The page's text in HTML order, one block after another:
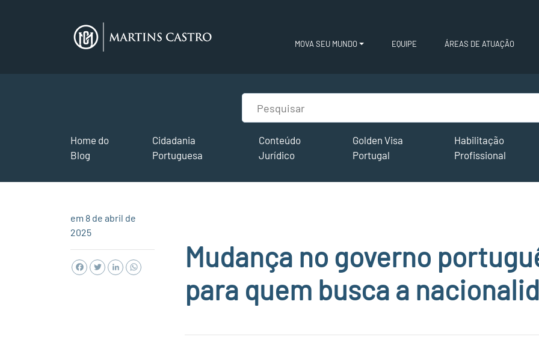
MOVA SEU MUNDO EQUIPE ÁREAS DE ATUAÇÃO
Home do
Blog
Cidadania
Portuguesa
Conteúdo
Jurídico
Golden Visa
Portugal
Habilitação
Profissional
em 8 de abril de
2025
Facebook
TwitterLinkedIn
Mudança no governo
para quem busca a